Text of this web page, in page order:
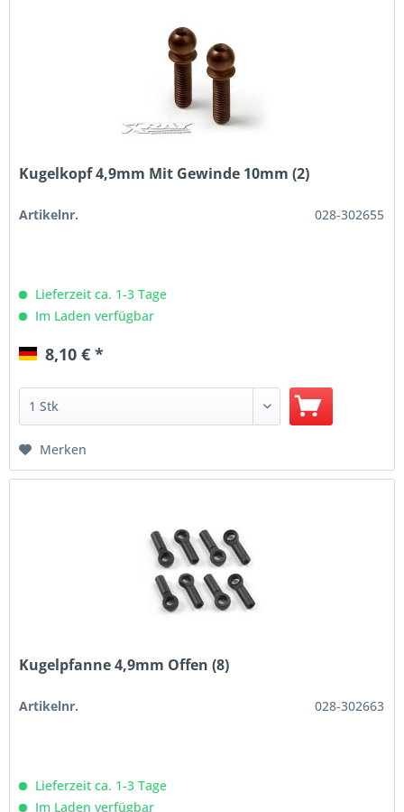
Kugelkopf 4,9mm Mit Gewinde 10mm (2)
Artikelnr. 028-302655
Lieferzeit ca. 1-3 Tage
Im Laden verfügbar
8,10 € *
Merken
Kugelpfanne 4,9mm Offen (8)
Artikelnr. 028-302663
Lieferzeit ca. 1-3 Tage
Im Laden verfügbar